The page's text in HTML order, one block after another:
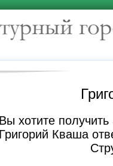
Вы хотите
Григорий Кваша